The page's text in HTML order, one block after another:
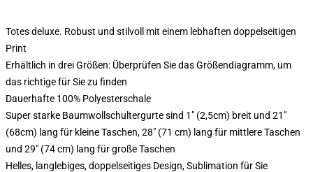
Totes deluxe. Robust und stilvoll mit einem lebhaften doppelseitigen
Print
Erhältlich in drei Größen: Überprüfen Sie das Größendiagramm, um
das richtige für Sie zu finden
Dauerhafte 100% Polyesterschale
Super starke Baumwollschultergurte sind 1" (2,5cm) breit und 21"
(68cm) lang für kleine Taschen, 28" (71 cm) lang für mittlere Taschen
und 29" (74 cm) lang für große Taschen
Helles, langlebiges, doppelseitiges Design, Sublimation für Sie